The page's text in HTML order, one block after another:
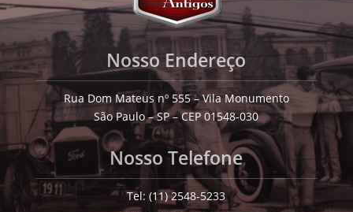
Nosso Endereço
Rua Dom Mateus nº 555 – Vila Monumento
São Paulo – SP – CEP 01548-030
Nosso Telefone
Tel: (11) 2548-5233